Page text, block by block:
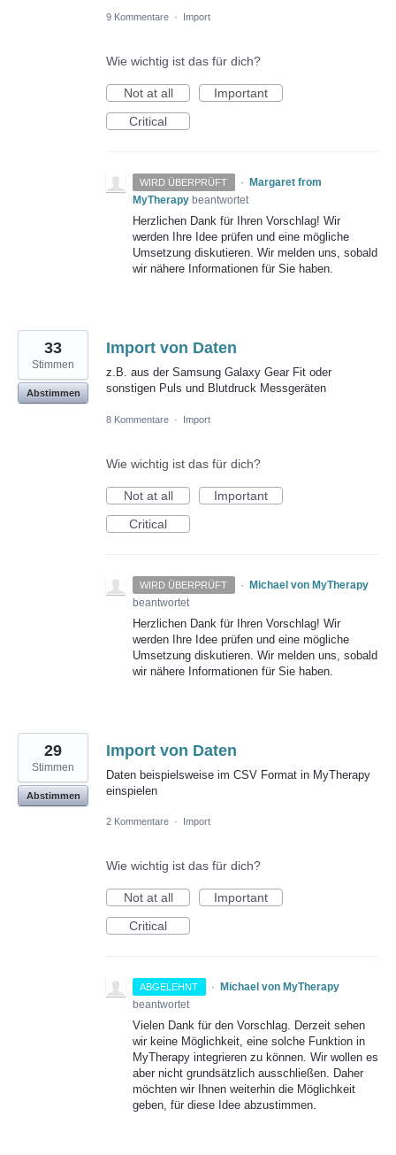
9 Kommentare · Import
Wie wichtig ist das für dich?
Not at all
Important
Critical
WIRD ÜBERPRÜFT ·
Margaret from
MyTherapy beantwortet
Herzlichen Dank für Ihren Vorschlag! Wir
werden Ihre Idee prüfen und eine mögliche
Umsetzung diskutieren. Wir melden uns, sobald
wir nähere Informationen für Sie haben.
Import von Daten
z.B. aus der Samsung Galaxy Gear Fit oder
sonstigen Puls und Blutdruck Messgeräten
33
Stimmen
Abstimmen
8 Kommentare · Import
Wie wichtig ist das für dich?
Not at all
Important
Critical
WIRD ÜBERPRÜFT · Michael von MyTherapy
beantwortet
Herzlichen Dank für Ihren Vorschlag! Wir
werden Ihre Idee prüfen und eine mögliche
Umsetzung diskutieren. Wir melden uns, sobald
wir nähere Informationen für Sie haben.
Import von Daten
Daten beispielsweise im CSV Format in MyTherapy
einspielen
29
Stimmen
Abstimmen
2 Kommentare · Import
Wie wichtig ist das für dich?
Not at all
Important
Critical
ABGELEHNT · Michael von MyTherapy
beantwortet
Vielen Dank für den Vorschlag. Derzeit sehen
wir keine Möglichkeit, eine solche Funktion in
MyTherapy integrieren zu können. Wir wollen es
aber nicht grundsätzlich ausschließen. Daher
möchten wir Ihnen weiterhin die Möglichkeit
geben, für diese Idee abzustimmen.